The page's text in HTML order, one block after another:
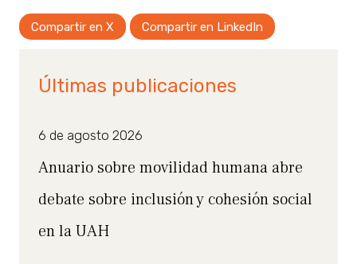
Compartir en X Compartir en LinkedIn
Últimas publicaciones
6 de agosto 2026
Anuario sobre movilidad humana abre
debate sobre inclusión y cohesión social
en la UAH